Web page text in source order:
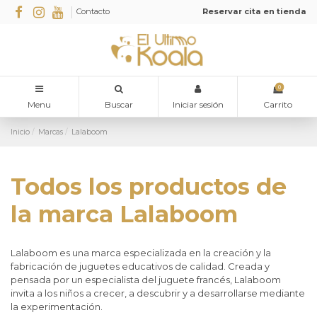
Contacto Reservar cita en tienda
Menu Buscar Iniciar sesión
0
Carrito
Inicio Marcas Lalaboom
Todos los productos de
la marca Lalaboom
Lalaboom es una marca especializada en la creación y la
fabricación de juguetes educativos de calidad. Creada y
pensada por un especialista del juguete francés, Lalaboom
invita a los niños a crecer, a descubrir y a desarrollarse mediante
la experimentación.